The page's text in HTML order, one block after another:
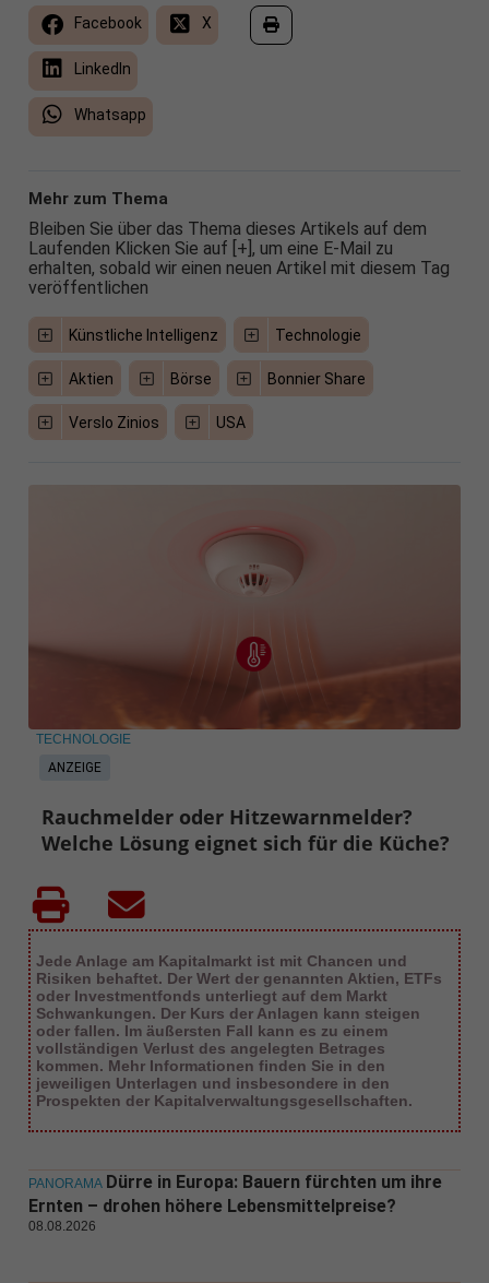
Facebook X
LinkedIn
Whatsapp
Mehr zum Thema
Bleiben Sie über das Thema dieses Artikels auf dem
Laufenden Klicken Sie auf [+], um eine E-Mail zu
erhalten, sobald wir einen neuen Artikel mit diesem Tag
veröffentlichen
Künstliche Intelligenz Technologie
Aktien Börse Bonnier Share
Verslo Zinios USA
ANZEIGE
TECHNOLOGIE
Rauchmelder oder Hitzewarnmelder?
Welche Lösung eignet sich für die Küche?
Jede Anlage am Kapitalmarkt ist mit Chancen und
Risiken behaftet. Der Wert der genannten Aktien, ETFs
oder Investmentfonds unterliegt auf dem Markt
Schwankungen. Der Kurs der Anlagen kann steigen
oder fallen. Im äußersten Fall kann es zu einem
vollständigen Verlust des angelegten Betrages
kommen. Mehr Informationen finden Sie in den
jeweiligen Unterlagen und insbesondere in den
Prospekten der Kapitalverwaltungsgesellschaften.
PANORAMA Dürre in Europa: Bauern fürchten um ihre
Ernten – drohen höhere Lebensmittelpreise?
08.08.2026